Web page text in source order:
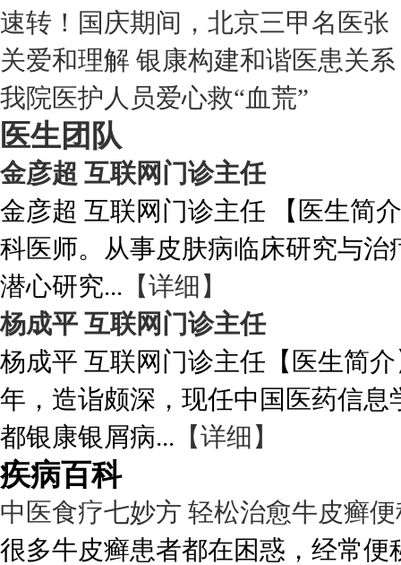
速转！国庆期间，北京三甲名医张
关爱和理解 银康构建和谐医患关系
我院医护人员爱心救“血荒”
医生团队
金彦超 互联网门诊主任
金彦超 互联网门诊主任 【医生简
科医师。从事皮肤病临床研究与
潜心研究... 【详细】
杨成平 互联网门诊主任
杨成平 互联网门诊主任【医生简
年，造诣颇深，现任中国医药信
都银康银屑病... 【详细】
疾病百科
中医食疗七妙方 轻松治愈牛皮癣
很多牛皮癣患者都在困惑，经常便